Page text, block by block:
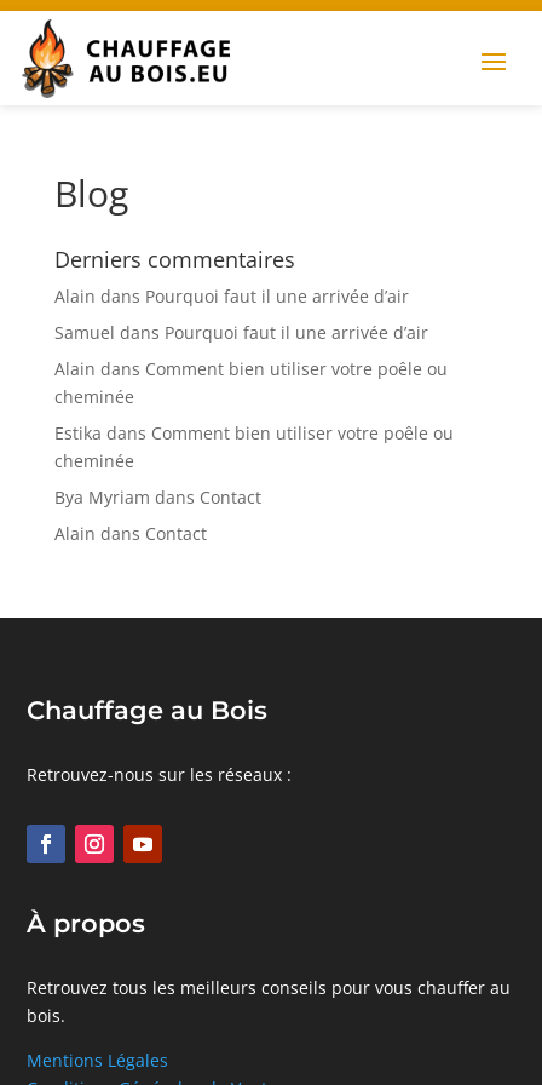
Blog
Derniers commentaires
Alain dans Pourquoi faut il une arrivée d’air
Samuel dans Pourquoi faut il une arrivée d’air
Alain dans Comment bien utiliser votre poêle ou
cheminée
Estika dans Comment bien utiliser votre poêle ou
cheminée
Bya Myriam dans Contact
Alain dans Contact
Chauffage au Bois
Retrouvez-nous sur les réseaux :
À propos
Retrouvez tous les meilleurs conseils pour vous chauffer au
bois.
Mentions Légales